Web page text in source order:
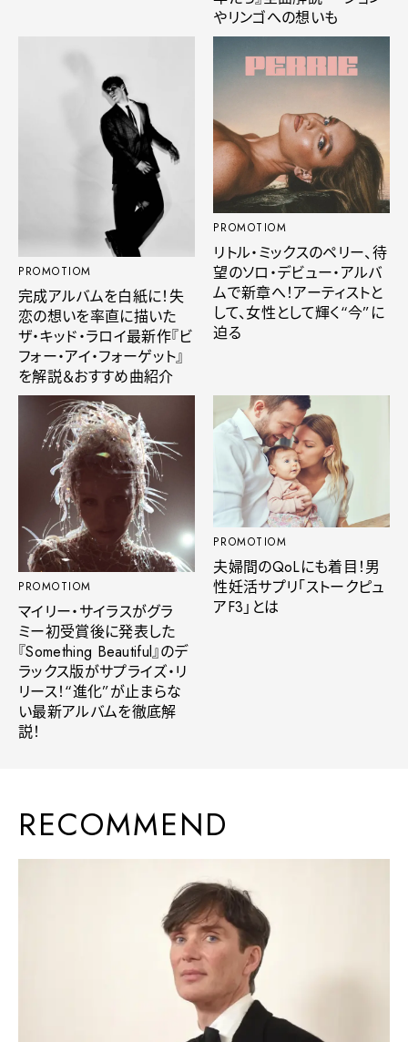
やリンゴへの想いも
PROMOTIOM
完成アルバムを白紙に！失
恋の想いを率直に描いた
ザ・キッド・ラロイ最新作『ビ
フォー・アイ・フォーゲット』
を解説＆おすすめ曲紹介
PROMOTIOM
リトル・ミックスのペリー、待
望のソロ・デビュー・アルバ
ムで新章へ！アーティストと
して、女性として輝く“今”に
迫る
PROMOTIOM
マイリー・サイラスがグラ
ミー初受賞後に発表した
『Something Beautiful』のデ
ラックス版がサプライズ・リ
リース！“進化”が止まらな
い最新アルバムを徹底解
説！
PROMOTIOM
夫婦間のQoLにも着目！男
性妊活サプリ「ストークピュ
アF3」とは
RECOMMEND